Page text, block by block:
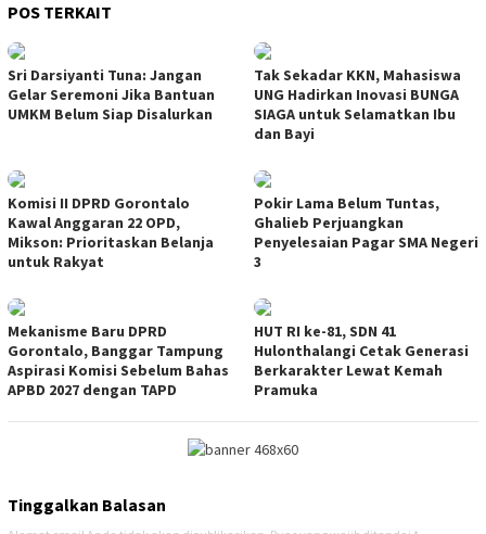
POS TERKAIT
Sri Darsiyanti Tuna: Jangan
Gelar Seremoni Jika Bantuan
UMKM Belum Siap Disalurkan
Tak Sekadar KKN, Mahasiswa
UNG Hadirkan Inovasi BUNGA
SIAGA untuk Selamatkan Ibu
dan Bayi
Komisi II DPRD Gorontalo
Kawal Anggaran 22 OPD,
Mikson: Prioritaskan Belanja
untuk Rakyat
Pokir Lama Belum Tuntas,
Ghalieb Perjuangkan
Penyelesaian Pagar SMA Negeri
3
Mekanisme Baru DPRD
Gorontalo, Banggar Tampung
Aspirasi Komisi Sebelum Bahas
APBD 2027 dengan TAPD
HUT RI ke-81, SDN 41
Hulonthalangi Cetak Generasi
Berkarakter Lewat Kemah
Pramuka
Tinggalkan Balasan